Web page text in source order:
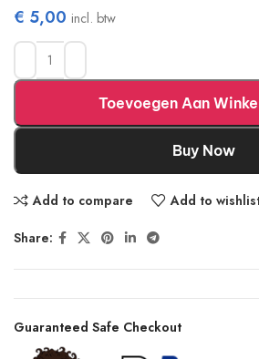
€ 5,00 incl. btw
Toevoegen Aan
Buy Now
Add to compare Add to
Share:
Guaranteed Safe Checkout